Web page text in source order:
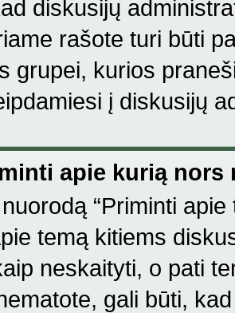
diskusijų
rašote turi būti
grupei, kurios
į diskusijų
apie kurią nors
“Priminti
temą kitiems
neskaityti, o pati
gali būti,